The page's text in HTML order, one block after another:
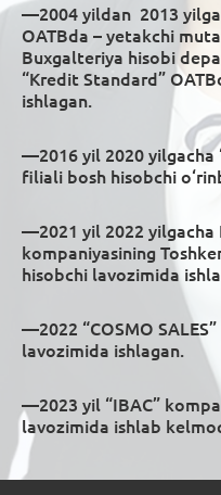
—2004 yildan 2013
OATBda – yetakchi
Buxgalteriya hisobi
“Kredit Standard”
ishlagan.
—2016 yil 2020 yilgacha
filiali bosh hisobchi
—2021 yil 2022 yilgacha
kompaniyasining
hisobchi lavozimida
—2022 “COSMO
lavozimida ishlagan.
—2023 yil “IBAC”
lavozimida ishlab